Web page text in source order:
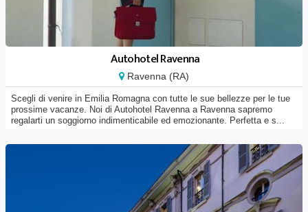
Autohotel Ravenna
Ravenna (RA)
Scegli di venire in Emilia Romagna con tutte le sue bellezze per le tue
prossime vacanze. Noi di Autohotel Ravenna a Ravenna sapremo
regalarti un soggiorno indimenticabile ed emozionante. Perfetta e s...